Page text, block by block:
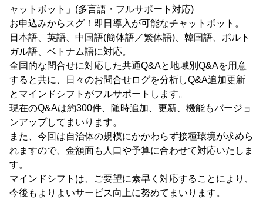
ャットボット」(多言語・フルサポート対応)
お申込みからスグ！即日導入が可能なチャットボット。
日本語、英語、中国語(簡体語／繁体語)、韓国語、ポルト
ガル語、ベトナム語に対応。
全国的な問合せに対応した共通Q&Aと地域別Q&Aを用意
すると共に、日々のお問合せログを分析しQ&A追加更新
とマインドシフトがフルサポートします。
現在のQ&Aは約300件、随時追加、更新、機能もバージョ
ンアップしてまいります。
また、今回は自治体の規模にかかわらず接種環境が求めら
れますので、金額面も人口や予算に合わせて対応いたしま
す。
マインドシフトは、ご要望に素早く対応することにより、
今後もよりよいサービス向上に努めてまいります。